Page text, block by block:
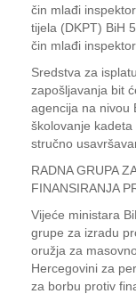
čin mlađi
tijela (DKPT) BiH
čin mlađi inspektor.
Sredstva za
zapošljavanja bit
agencija na nivou
školovanje
stručno
RADNA GRUPA
FINANSIRANJA
Vijeće ministara
grupe za izradu
oružja za
Hercegovini za
za borbu protiv